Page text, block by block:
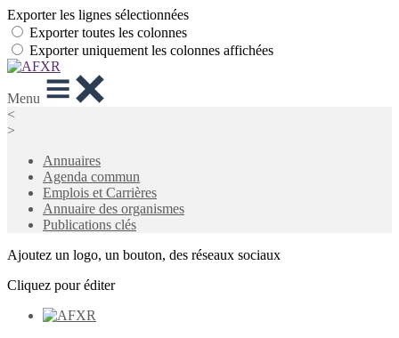
Exporter les lignes sélectionnées
Exporter toutes les colonnes
Exporter uniquement les colonnes affichées
Menu
<
>
Annuaires
Agenda commun
Emplois et Carrières
Annuaire des organismes
Publications clés
Ajoutez un logo, un bouton, des réseaux sociaux
Cliquez pour éditer